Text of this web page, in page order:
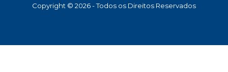
Copyright © 2026 - Todos os Direitos Reservados